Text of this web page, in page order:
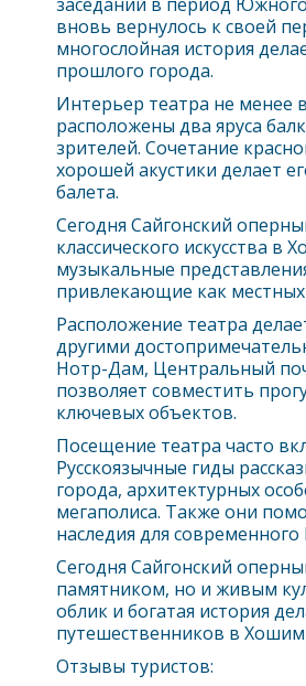
вновь вернулось к своей
многослойная история
прошлого города.
Интерьер театра не менее
расположены два яруса
зрителей. Сочетание
хорошей акустики делает
балета.
Сегодня Сайгонский
классического искусства в
музыкальные
привлекающие как местных
Расположение театра
другими
Нотр-Дам, Центральный
позволяет совместить
ключевых объектов.
Посещение театра часто
Русскоязычные гиды
города, архитектурных
мегаполиса. Также они
наследия для
Сегодня Сайгонский
памятником, но и живым
облик и богатая история
путешественников в
Отзывы туристов: